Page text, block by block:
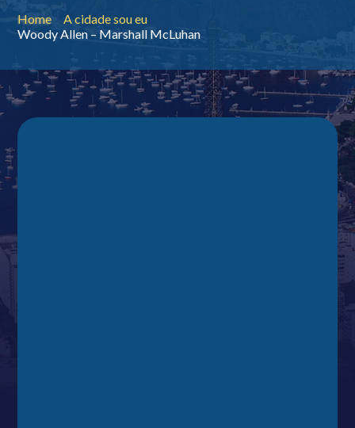
Home
A cidade sou eu
Woody Allen – Marshall McLuhan